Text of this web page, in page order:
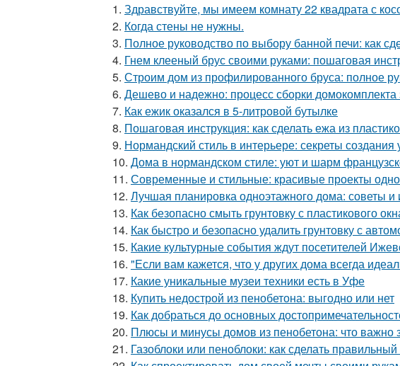
1. Здравствуйте, мы имеем комнату 22 квадрата с
2. Когда стены не нужны.
3. Полное руководство по выбору банной печи: как
4. Гнем клееный брус своими руками: пошаговая
5. Строим дом из профилированного бруса: полное
6. Дешево и надежно: процесс сборки домокомплекта
7. Как ежик оказался в 5-литровой бутылке
8. Пошаговая инструкция: как сделать ежа из
9. Нормандский стиль в интерьере: секреты создания
10. Дома в нормандском стиле: уют и шарм
11. Современные и стильные: красивые проекты
12. Лучшая планировка одноэтажного дома: советы и
13. Как безопасно смыть грунтовку с пластикового
14. Как быстро и безопасно удалить грунтовку с
15. Какие культурные события ждут посетителей
16. "Если вам кажется, что у других дома всегда
17. Какие уникальные музеи техники есть в Уфе
18. Купить недострой из пенобетона: выгодно или нет
19. Как добраться до основных
20. Плюсы и минусы домов из пенобетона: что важно
21. Газоблоки или пеноблоки: как сделать